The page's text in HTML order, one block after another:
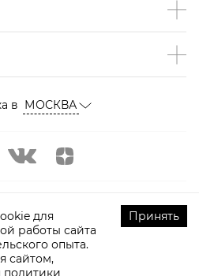
в МОСКВА
Все права защищены
для
работы сайта
опыта.
сайтом,
политики
Принять